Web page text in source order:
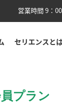
営業時間 9：
セリエンスと
プラン